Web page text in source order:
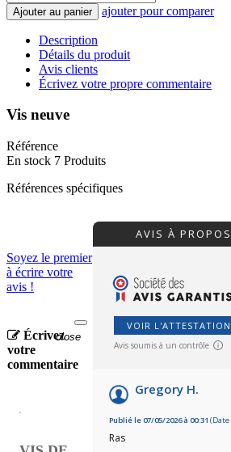
Ajouter au panier ajouter pour comparer
Description
Détails du produit
Avis clients
Écrivez votre propre commentaire
Vis neuve
Référence
En stock 7 Produits
Références spécifiques
AVIS À
VOIR L'ATTESTATION
Avis soumis à un contrôle
Gregory H.
Publié le 07/05/2026 à 00:31 (Date
Ras
Soyez le premier
à écrire votre
avis !
Écrivez
votre
commentaire
close